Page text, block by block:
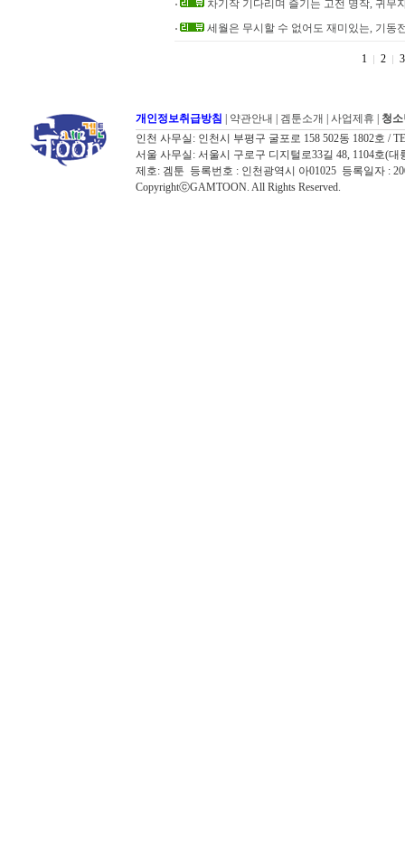
차기작 기다리며 즐기는 고전 명작, 귀무
세월은 무시할 수 없어도 재미있는, 기동
1 2 3
개인정보취급방침 약관안내 겜툰소개 사업제휴
청
인천 사무실: 인천시 부평구 굴포로 158 502동 1802호 /
서울 사무실: 서울시 구로구 디지털로33길 48, 1104호(대
제호: 겜툰 등록번호 : 인천광역시 아01025 등록일자 :
CopyrightⓒGAMTOON. All Rights Reserved.